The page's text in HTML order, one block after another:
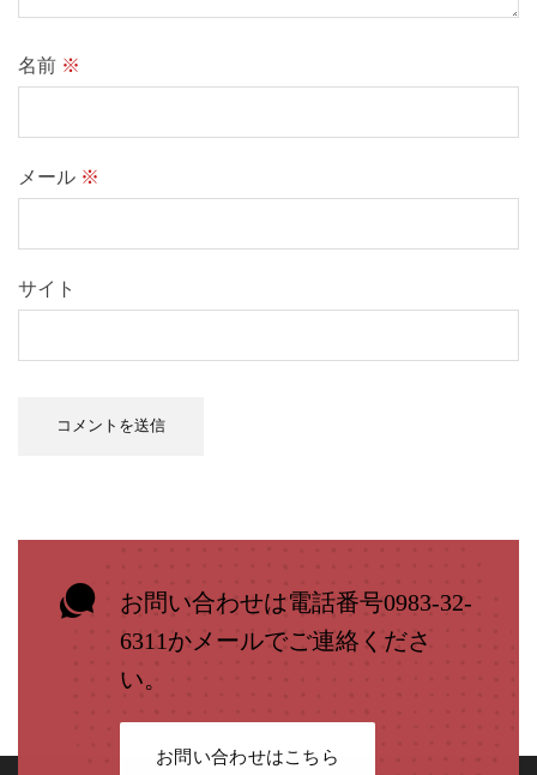
名前 ※
メール ※
サイト
お問い合わせは電話番号0983-32-
6311かメールでご連絡くださ
い。
お問い合わせはこちら